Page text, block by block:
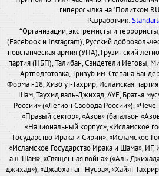
гиперссылка на
Разработчик:
*Организации, экстремисты и
(Facebook и Instagram), Русский
повстанческая армия (УПА), Грузинский
партия (НБП), Талибан, Свидетели Иеговы,
Артподготовка, Тризуб им. Степана
Формат-18, Хизб ут-Тахрир, Исламская
Шам, Таухид валь-Джихад, АУЕ, Братья
России» («Легион Свобода России»),
«Правый сектор», «Азов» (батальон
«Национальный корпус», «Исламское
Государство Ирака и Сирии», «Исламское
«Исламское Государство Ирака и Шама»,
аш-Шам», «Священная война» («Аль-
джихад»), «Джабхат ан-Нусра», «Хайят